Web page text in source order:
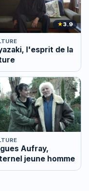
★3.9
l'esprit de la
Aufray,
jeune homme